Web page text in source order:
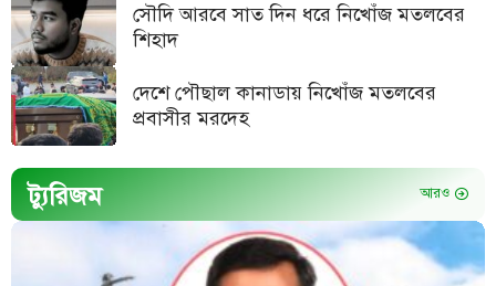
সৌদি আরবে সাত দিন ধরে নিখোঁজ মতলবের
শিহাদ
দেশে পৌছাল কানাডায় নিখোঁজ মতলবের
প্রবাসীর মরদেহ
ট্যুরিজম আরও